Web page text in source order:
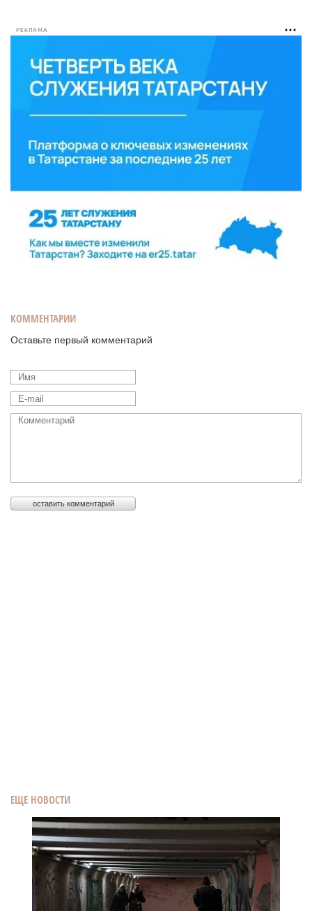
ЕЩЕ НОВОСТИ
РЕКЛАМА
КОММЕНТАРИИ
Оставьте первый комментарий